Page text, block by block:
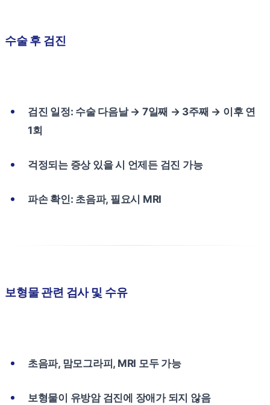
수술 후 검진
검진 일정: 수술 다음날 → 7일째 → 3주째 → 이후 연
1회
걱정되는 증상 있을 시 언제든 검진 가능
파손 확인: 초음파, 필요시 MRI
보형물 관련 검사 및 수유
초음파, 맘모그라피, MRI 모두 가능
보형물이 유방암 검진에 장애가 되지 않음